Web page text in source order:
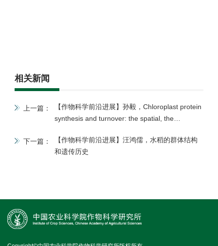
相关新闻
上一篇：
【作物科学前沿进展】孙毅，Chloroplast protein
synthesis and turnover: the spatial, the
下一篇：
【作物科学前沿进展】汪鸿儒，水稻的群体结构
和遗传历史